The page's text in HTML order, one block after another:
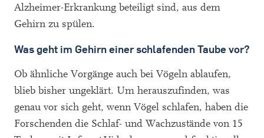
Alzheimer-Erkrankung beteiligt sind, aus dem
Gehirn zu spülen.
Was geht im Gehirn einer schlafenden Taube vor?
Ob ähnliche Vorgänge auch bei Vögeln ablaufen,
blieb bisher ungeklärt. Um herauszufinden, was
genau vor sich geht, wenn Vögel schlafen, haben die
Forschenden die Schlaf- und Wachzustände von 15